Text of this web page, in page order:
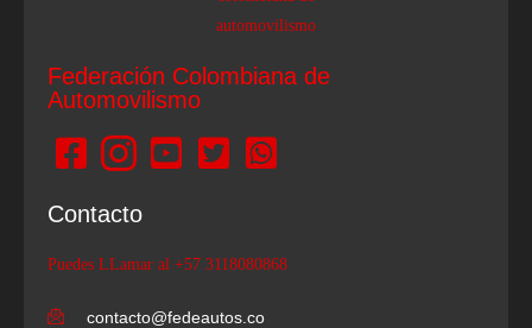
Federación Colombiana de
Automovilismo
Contacto
Puedes LLamar al +57 3118080868
contacto@fedeautos.co